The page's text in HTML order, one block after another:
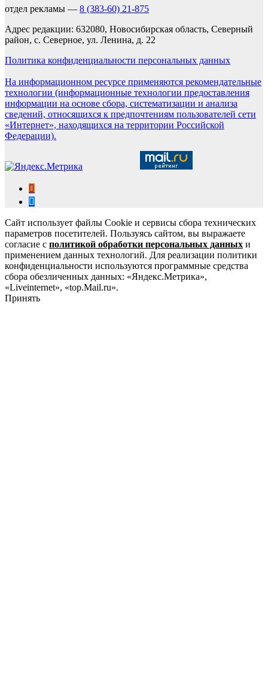
отдел рекламы — 8 (383-60) 21-875
Адрес редакции: 632080, Новосибирская область, Северный
район, с. Северное, ул. Ленина, д. 22
Политика конфиденциальности персональных данных
На информационном ресурсе применяются рекомендательные
технологии (информационные технологии предоставления
информации на основе сбора, систематизации и анализа
сведений, относящихся к предпочтениям пользователей сети
«Интернет», находящихся на территории Российской
Федерации).
Сайт использует файлы Cookie и сервисы сбора технических
параметров посетителей. Пользуясь сайтом, вы выражаете
согласие с политикой обработки персональных данных и
применением данных технологий. Для реализации политики
конфиденциальности используются программные средства
сбора обезличенных данных: «Яндекс.Метрика»,
«Liveinternet», «top.Mail.ru».
Принять